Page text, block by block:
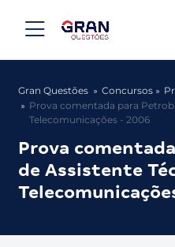
Gran Questões Concursos
Prova comentada para
Telecomunicações - 2006
Prova
de Assistente